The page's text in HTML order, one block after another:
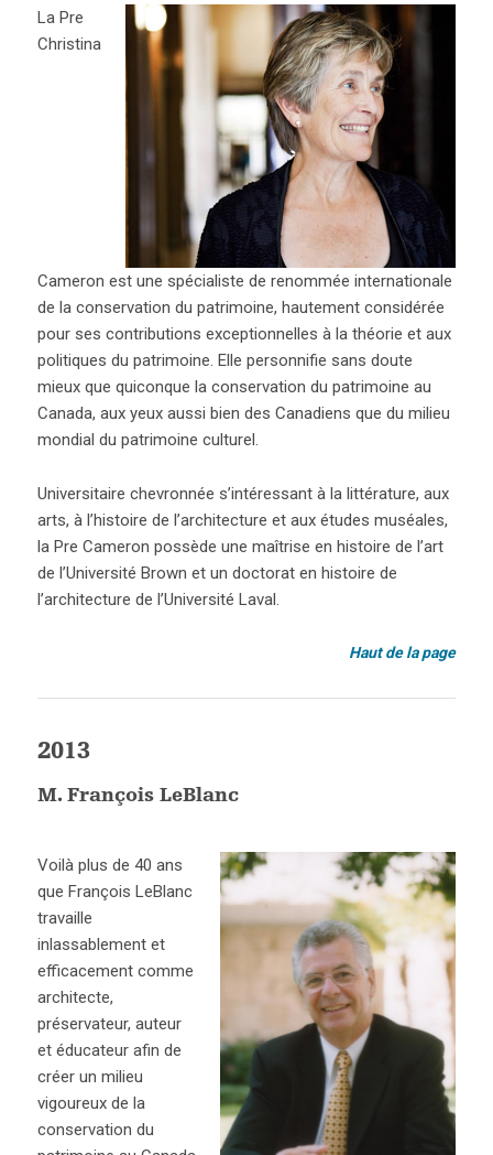
La Pre
Christina
Cameron est une spécialiste de renommée internationale
de la conservation du patrimoine, hautement considérée
pour ses contributions exceptionnelles à la théorie et aux
politiques du patrimoine. Elle personnifie sans doute
mieux que quiconque la conservation du patrimoine au
Canada, aux yeux aussi bien des Canadiens que du milieu
mondial du patrimoine culturel.
Universitaire chevronnée s’intéressant à la littérature, aux
arts, à l’histoire de l’architecture et aux études muséales,
la Pre Cameron possède une maîtrise en histoire de l’art
de l’Université Brown et un doctorat en histoire de
l’architecture de l’Université Laval.
Haut de la page
2013
M. François LeBlanc
Voilà plus de 40 ans
que François LeBlanc
travaille
inlassablement et
efficacement comme
architecte,
préservateur, auteur
et éducateur afin de
créer un milieu
vigoureux de la
conservation du